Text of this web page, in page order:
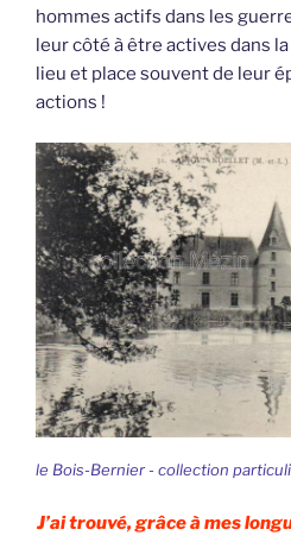
hommes actifs dans les
leur côté à être actives dans
lieu et place souvent de leur
actions !
le Bois-Bernier - collection
J’ai trouvé, grâce à mes